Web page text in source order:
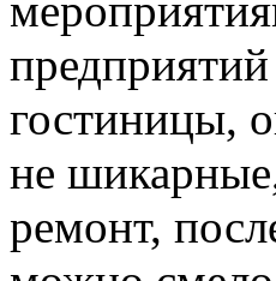
гостиницы,
не
ремонт,